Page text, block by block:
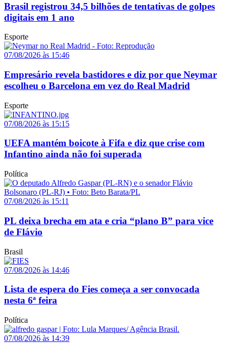
Brasil registrou 34,5 bilhões de tentativas de golpes
digitais em 1 ano
Esporte
07/08/2026 às 15:46
Empresário revela bastidores e diz por que Neymar
escolheu o Barcelona em vez do Real Madrid
Esporte
07/08/2026 às 15:15
UEFA mantém boicote à Fifa e diz que crise com
Infantino ainda não foi superada
Política
07/08/2026 às 15:11
PL deixa brecha em ata e cria “plano B” para vice
de Flávio
Brasil
07/08/2026 às 14:46
Lista de espera do Fies começa a ser convocada
nesta 6ª feira
Política
07/08/2026 às 14:39